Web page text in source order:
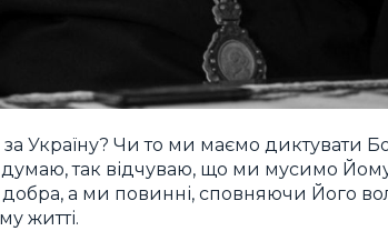
Україну? Чи то ми маємо диктувати
думаю, так відчуваю, що ми мусимо
а ми повинні, сповняючи Його
житті.